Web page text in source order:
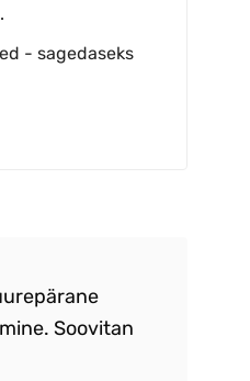
- sagedaseks
Soovitan